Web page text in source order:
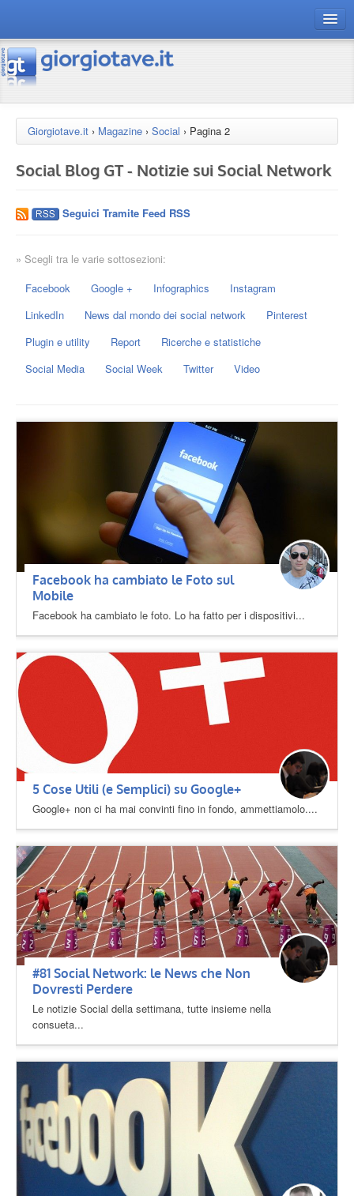
connect gt
risorse
Giorgiotave.it › Magazine › Social › Pagina 2
Social Blog GT - Notizie sui Social Network
Seguici Tramite Feed RSS
» Scegli tra le varie sottosezioni:
Facebook
Google + Infographics
Instagram
LinkedIn
News dal mondo dei social network
Pinterest
Plugin e utility
Report
Ricerche e statistiche
Social Media
Social Week Twitter Video
Facebook ha cambiato le Foto sul
Mobile
Facebook ha cambiato le foto. Lo ha fatto per i dispositivi...
5 Cose Utili (e Semplici) su Google+
Google+ non ci ha mai convinti fino in fondo, ammettiamolo....
#81 Social Network: le News che Non
Dovresti Perdere
Le notizie Social della settimana, tutte insieme nella
consueta...